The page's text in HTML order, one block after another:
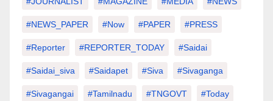
#NEWS_PAPER #Now #PAPER #PRESS
#Reporter #REPORTER_TODAY #saidai
#saidai_siva #saidapet #Siva #Sivaganga
#sivagangai #tamilnadu #TNGOVT #today